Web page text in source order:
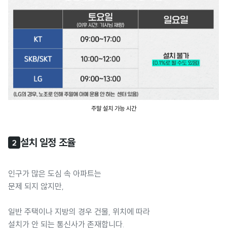
주말 설치 가능 시간
2 설치 일정 조율
인구가 많은 도심 속 아파트는
문제 되지 않지만,
일반 주택이나 지방의 경우 건물, 위치에 따라
설치가 안 되는 통신사가 존재합니다.